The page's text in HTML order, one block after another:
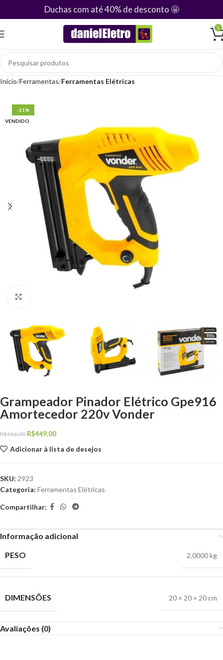
Duchas com até 40% de desconto 🤩
0
Início Ferramentas Ferramentas Elétricas
-21%
VENDIDO
Grampeador Pinador Elétrico Gpe916
Amortecedor 220v Vonder
R$566,00 R$449,00
Adicionar à lista de desejos
SKU: 2923
Categoria: Ferramentas Elétricas
Compartilhar:
Informação adicional
PESO
2,0000 kg
DIMENSÕES 20 × 20 × 20 cm
Avaliações (0)